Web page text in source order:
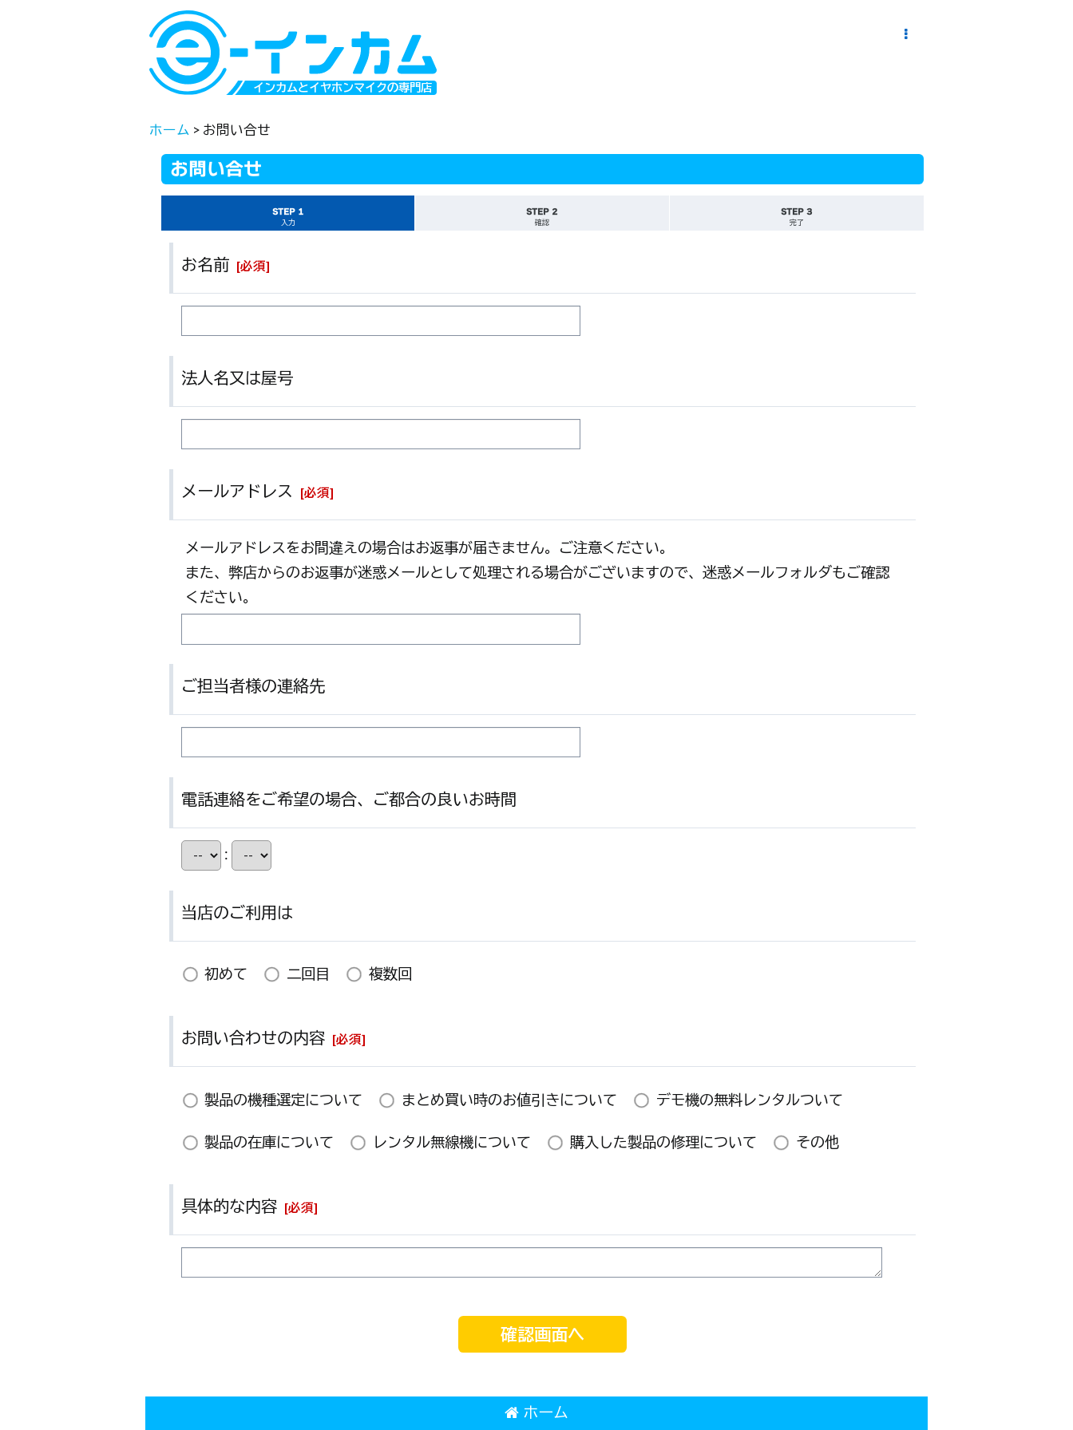
インカムとイヤホンマイクの専門店
ホーム > お問い合せ
お問い合せ
STEP 1
入力
STEP 2
確認
STEP 3
完了
お名前 [必須]
法人名又は屋号
メールアドレス [必須]
メールアドレスをお間違えの場合はお返事が届きません。ご注意ください。
また、弊店からのお返事が迷惑メールとして処理される場合がございますので、迷惑メールフォルダもご確認
ください。
ご担当者様の連絡先
電話連絡をご希望の場合、ご都合の良いお時間
:
当店のご利用は
初めて 二回目 複数回
お問い合わせの内容 [必須]
製品の機種選定について まとめ買い時のお値引きについて デモ機の無料レンタルついて
製品の在庫について レンタル無線機について 購入した製品の修理について その他
具体的な内容 [必須]
確認画面へ
ホーム